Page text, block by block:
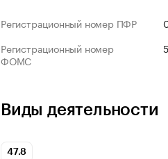
Регистрационный номер ПФР
Регистрационный номер
ФОМС
Виды деятельности
47.8